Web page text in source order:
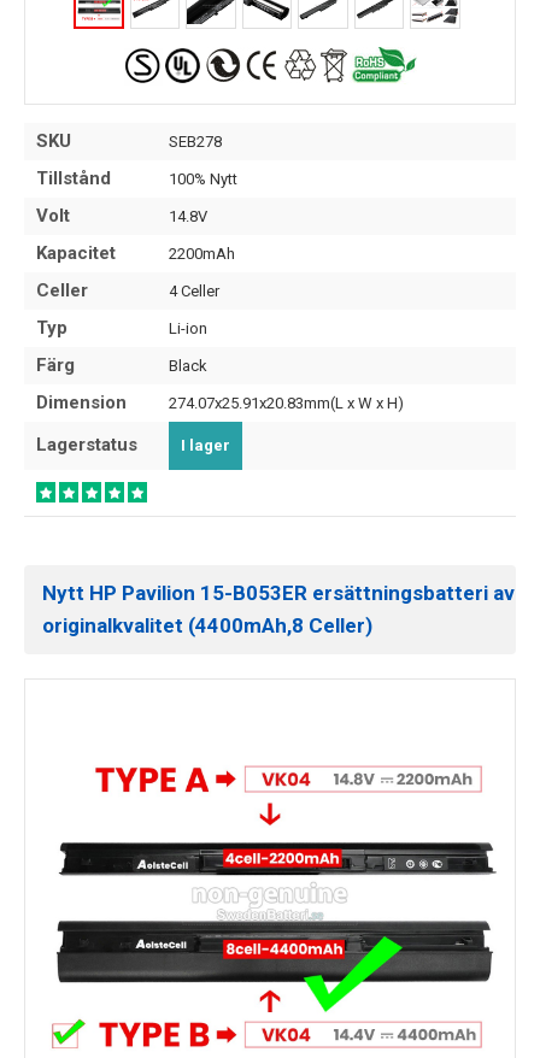
SKU SEB278
Tillstånd 100% Nytt
Volt 14.8V
Kapacitet 2200mAh
Celler 4 Celler
Typ Li-ion
Färg Black
Dimension 274.07x25.91x20.83mm(L x W x H)
Lagerstatus I lager
Nytt HP Pavilion 15-B053ER ersättningsbatteri av
originalkvalitet (4400mAh,8 Celler)